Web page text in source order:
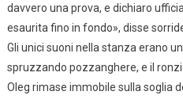
davvero una prova, e dichiaro
esaurita fino in fondo», disse
Gli unici suoni nella stanza erano
spruzzando pozzanghere, e il
Oleg rimase immobile sulla soglia